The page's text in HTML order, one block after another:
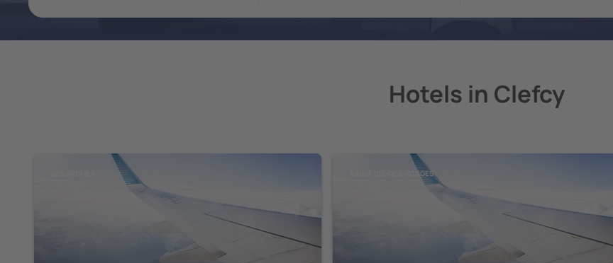
Hotels in Clefcy
SAINT-DIÉ-DES-VOSGES